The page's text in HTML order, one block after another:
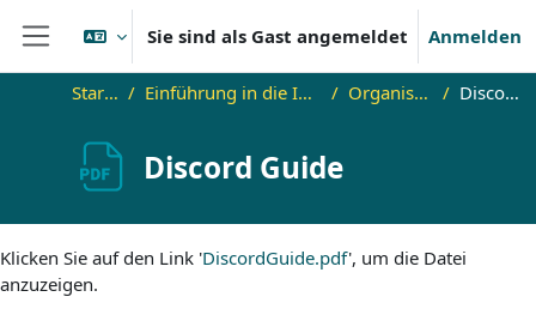
Zum Hauptinhalt
Website-Übersicht
Sie sind als Gast angemeldet Anmelden
Startseite Einführung in die Informatik für HaF Organisatorisches Discord Guide
Discord Guide
Klicken Sie auf den Link 'DiscordGuide.pdf', um die Datei
anzuzeigen.